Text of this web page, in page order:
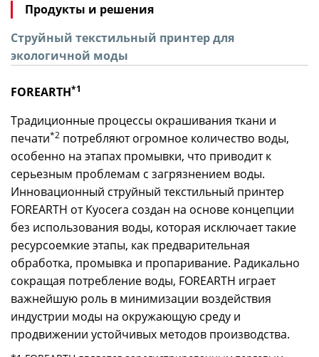
Продукты и решения
Струйный текстильный принтер для
экологичной моды
FOREARTH*1
Традиционные процессы окрашивания ткани и
печати*2 потребляют огромное количество воды,
особенно на этапах промывки, что приводит к
серьезным проблемам с загрязнением воды.
Инновационный струйный текстильный принтер
FOREARTH от Kyocera создан на основе концепции
без использования воды, которая исключает такие
ресурсоемкие этапы, как предварительная
обработка, промывка и пропаривание. Радикально
сокращая потребление воды, FOREARTH играет
важнейшую роль в минимизации воздействия
индустрии моды на окружающую среду и
продвижении устойчивых методов производства.